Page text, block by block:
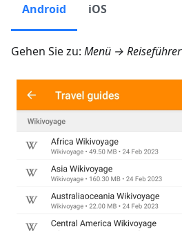
Android iOS
Gehen Sie zu: Menü → Reiseführer